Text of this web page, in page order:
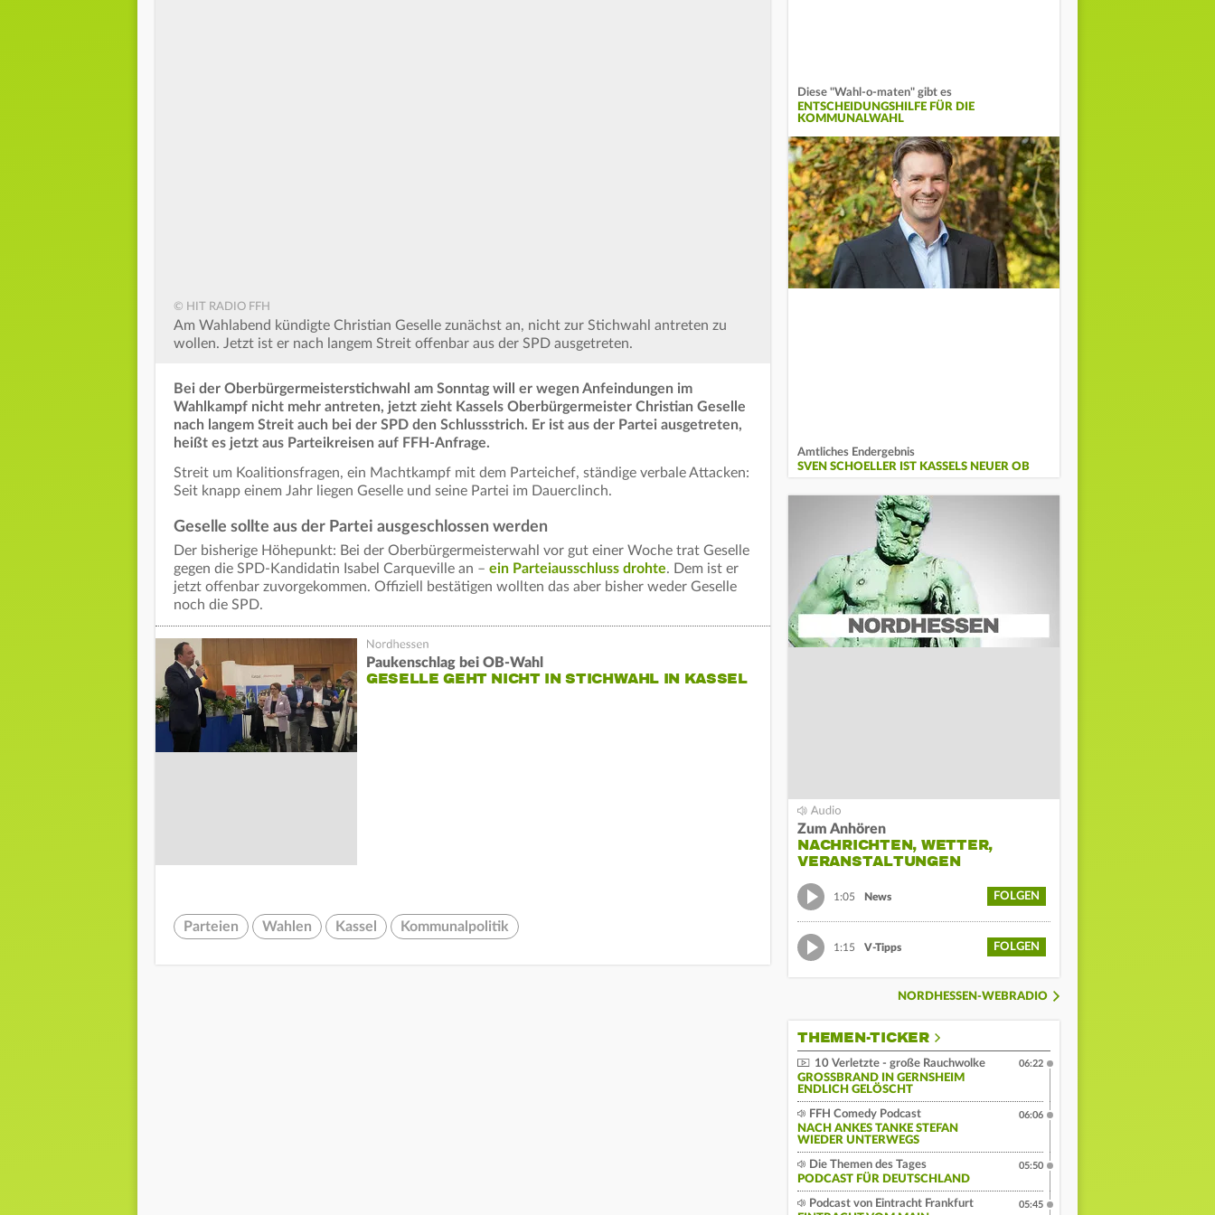
© HIT RADIO FFH
Am Wahlabend kündigte Christian Geselle zunächst an, nicht zur Stichwahl antreten zu
wollen. Jetzt ist er nach langem Streit offenbar aus der SPD ausgetreten.
Bei der Oberbürgermeisterstichwahl am Sonntag will er wegen Anfeindungen im
Wahlkampf nicht mehr antreten, jetzt zieht Kassels Oberbürgermeister Christian Geselle
nach langem Streit auch bei der SPD den Schlussstrich. Er ist aus der Partei ausgetreten,
heißt es jetzt aus Parteikreisen auf FFH-Anfrage.
Streit um Koalitionsfragen, ein Machtkampf mit dem Parteichef, ständige verbale Attacken:
Seit knapp einem Jahr liegen Geselle und seine Partei im Dauerclinch.
Geselle sollte aus der Partei ausgeschlossen werden
Der bisherige Höhepunkt: Bei der Oberbürgermeisterwahl vor gut einer Woche trat Geselle
gegen die SPD-Kandidatin Isabel Carqueville an – ein Parteiausschluss drohte. Dem ist er
jetzt offenbar zuvorgekommen. Offiziell bestätigen wollten das aber bisher weder Geselle
noch die SPD.
Paukenschlag bei OB-Wahl
GESELLE GEHT NICHT IN STICHWAHL IN KASSEL
Parteien Wahlen Kassel Kommunalpolitik
Diese "Wahl-o-maten" gibt es
ENTSCHEIDUNGSHILFE FÜR DIE
KOMMUNALWAHL
Amtliches Endergebnis
SVEN SCHOELLER IST KASSELS NEUER OB
Zum Anhören
NACHRICHTEN, WETTER,
VERANSTALTUNGEN
1:05 News FOLGEN
1:15 V-Tipps FOLGEN
NORDHESSEN-WEBRADIO
THEMEN-TICKER
10 Verletzte - große Rauchwolke
GROSSBRAND IN GERNSHEIM E
NDLICH GELÖSCHT
06:22
FFH Comedy Podcast
NACH ANKES TANKE STEFAN
WIEDER UNTERWEGS
06:06
Die Themen des Tages
PODCAST FÜR DEUTSCHLAND
05:50
Podcast von Eintracht Frankfurt
05:45